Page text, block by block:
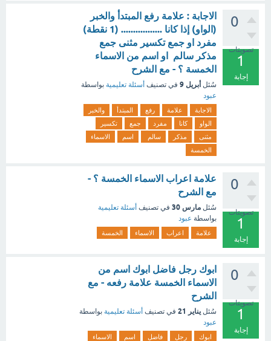
0
تصويتات
1
إجابة
الاجابة : علامة رفع المبتدأ والخبر
(الواو) إذا كانا ................. (1 نقطة)
مفرد او جمع تكسير مثنى جمع
مذكر سالم او اسم من الاسماء
الخمسة ؟ - مع الشرح
سُئل أبريل 9 في تصنيف أسئلة تعليمية بواسطة
عبود
الاجابة علامة رفع المبتدأ
والخبر
الواو
كانا مفرد جمع
تكسير
مثنى
مذكر سالم اسم
الاسماء
الخمسة
0
تصويتات
1
إجابة
علامة اعراب الاسماء الخمسة ؟ -
مع الشرح
سُئل مارس 30 في تصنيف أسئلة تعليمية
بواسطة عبود
علامة اعراب الاسماء الخمسة
0
تصويتات
1
إجابة
ابوك رجل فاضل ابوك اسم من
الاسماء الخمسة علامة رفعه - مع
الشرح
سُئل يناير 21 في تصنيف أسئلة تعليمية بواسطة
عبود
ابوك رجل فاضل اسم
الاسماء